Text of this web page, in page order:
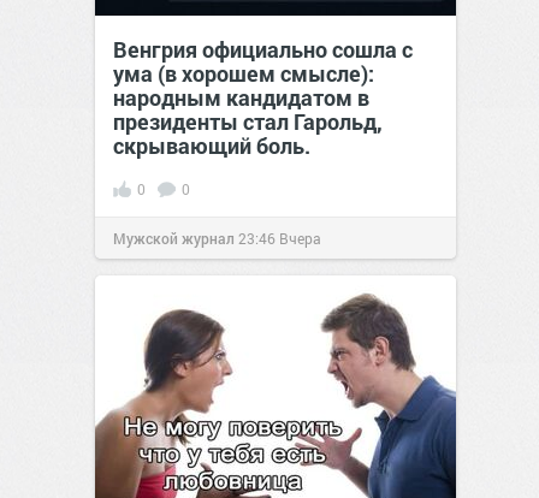
Венгрия официально сошла с
ума (в хорошем смысле):
народным кандидатом в
президенты стал Гарольд,
скрывающий боль.
0 0
Мужской журнал 23:46 Вчера